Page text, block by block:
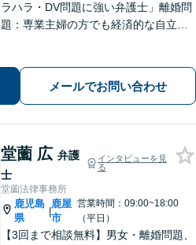
ラハラ・DV問題に強い弁護士」離婚問
題：専業主婦の方でも経済的な自立に
の返済に追われる自転車操業状態の方
もご相談ください」【休日・夜間相談
メールでお問い合わせ
堂薗 広 弁護
士
インタビューを見
る
堂薗法律事務所
鹿児島
県
|
鹿屋
市
営業時間：09:00~18:00
（平日）
【3回まで相談無料】男女・離婚問題、